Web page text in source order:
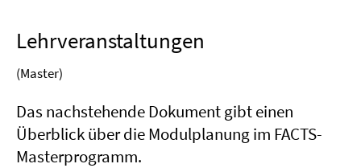
Lehrveranstaltungen
(Master)
Das nachstehende Dokument gibt einen
Überblick über die Modulplanung im FACTS-
Masterprogramm.